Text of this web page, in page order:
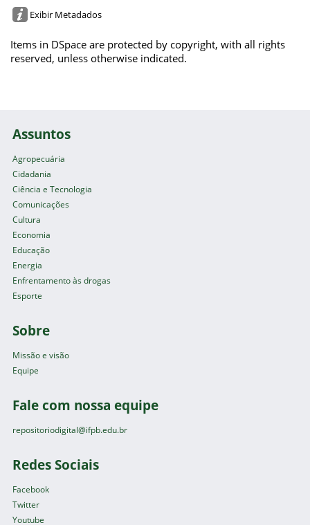
Exibir Metadados
Items in DSpace are protected by copyright, with all rights
reserved, unless otherwise indicated.
Assuntos
Agropecuária
Cidadania
Ciência e Tecnologia
Comunicações
Cultura
Economia
Educação
Energia
Enfrentamento às drogas
Esporte
Sobre
Missão e visão
Equipe
Fale com nossa equipe
repositoriodigital@ifpb.edu.br
Redes Sociais
Facebook
Twitter
Youtube